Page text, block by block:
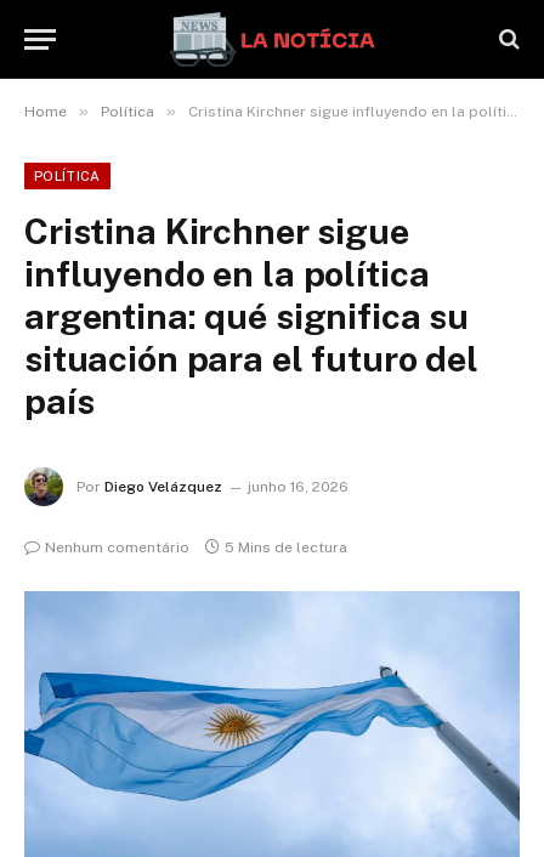
Home » Política » Cristina Kirchner sigue influyendo en la política argentina: qué significa su situación para el futuro del país
POLÍTICA
Cristina Kirchner sigue
influyendo en la política
argentina: qué significa su
situación para el futuro del
país
Por Diego Velázquez junho 16, 2026
Nenhum comentário 5 Mins de lectura